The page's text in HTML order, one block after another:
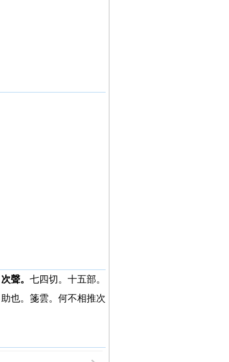
聲。 七四切。十五部。
助也。箋雲。何不相推次